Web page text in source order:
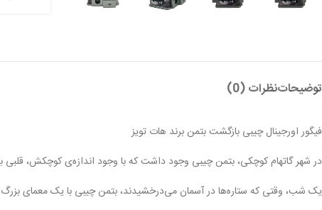
توضیحاتنظرات (0)
فیگور اورجینال چیبی بازگشت بتمن برند هات تویز
در شهر گاتهام کوچکی، بتمن چیبی وجود داشت که با وجود اندازه‌ی کوچکش،
یک شب، وقتی که ستاره‌ها در آسمان می‌درخشیدند، بتمن چیبی با یک معمای